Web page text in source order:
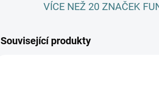
VÍCE NEŽ 20 ZNAČEK
Související produkty